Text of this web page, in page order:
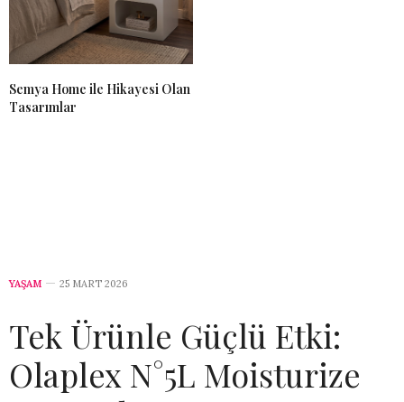
Semya Home ile Hikayesi Olan
Tasarımlar
YAŞAM 25 MART 2026
Tek Ürünle Güçlü Etki:
Olaplex N°5L Moisturize